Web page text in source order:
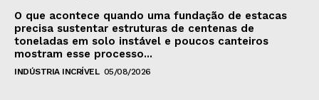
O que acontece quando uma fundação de estacas
precisa sustentar estruturas de centenas de
toneladas em solo instável e poucos canteiros
mostram esse processo...
INDÚSTRIA INCRÍVEL 05/08/2026